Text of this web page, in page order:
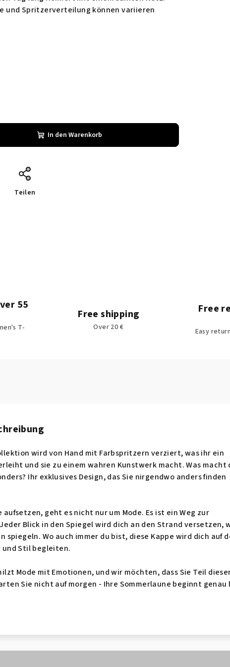
und Spritzerverteilung können variieren
In den Warenkorb
Teilen
55
T-
Free shipping
Over 20 €
Free
Easy
wird von Hand mit Farbspritzern verziert, was ihr ein
und sie zu einem wahren Kunstwerk macht. Was macht
Ihr exklusives Design, das Sie nirgendwo anders finden
aufsetzen, geht es nicht nur um Mode. Es ist ein Weg zur
Blick in den Spiegel wird dich an den Strand versetzen,
spiegeln. Wo auch immer du bist, diese Kappe wird dich auf
und Stil begleiten.
Mode mit Emotionen, und wir möchten, dass Sie Teil
Sie nicht auf morgen - Ihre Sommerlaune beginnt genau